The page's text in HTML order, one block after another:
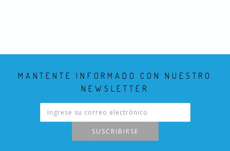
MANTENTE INFORMADO CON NUESTRO
NEWSLETTER
SUSCRIBIRSE